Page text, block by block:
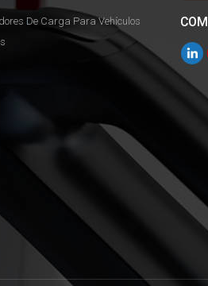
De Carga Para Vehículos